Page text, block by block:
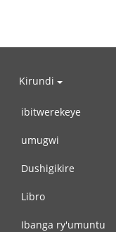
Kirundi
ibitwerekeye
umugwi
Dushigikire
Libro
Ibanga ry'umuntu